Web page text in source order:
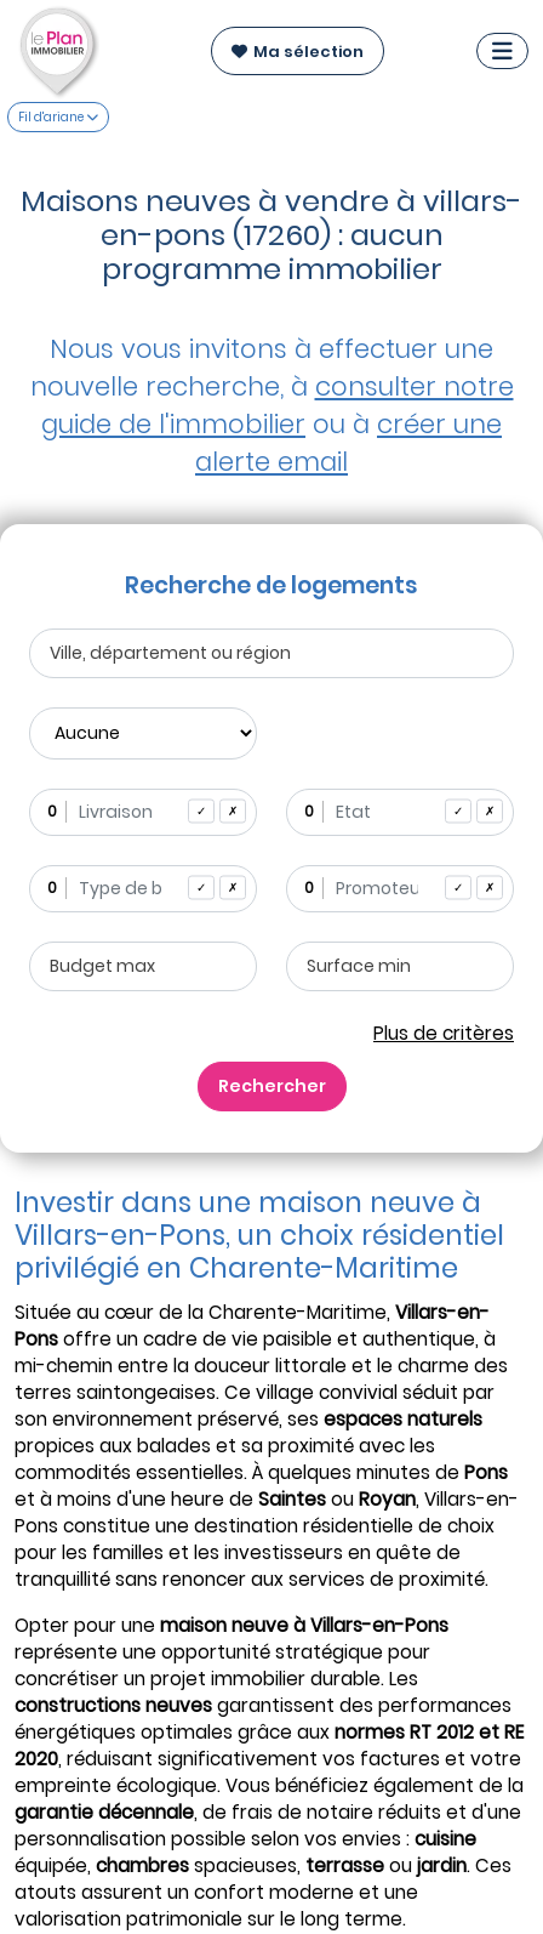
Ma sélection
Fil d'ariane
Maisons neuves à vendre à villars-
en-pons (17260) : aucun
programme immobilier
Nous vous invitons à effectuer une
nouvelle recherche, à consulter notre
guide de l'immobilier ou à créer une
alerte email
Recherche de logements
0 ✓ ✗ 0 ✓ ✗
0 ✓ ✗ 0 ✓ ✗
Plus de critères
Rechercher
Investir dans une maison neuve à
Villars-en-Pons, un choix résidentiel
privilégié en Charente-Maritime
Située au cœur de la Charente-Maritime, Villars-en-
Ponsoffre un cadre de vie paisible et authentique, à
mi-chemin entre la douceur littorale et le charme des
terres saintongeaises. Ce village convivial séduit par
son environnement préservé, ses espaces naturels
propices aux balades et sa proximité avec les
commodités essentielles. À quelques minutes de Pons
et à moins d'une heure de SaintesouRoyan, Villars-en-
Pons constitue une destination résidentielle de choix
pour les familles et les investisseurs en quête de
tranquillité sans renoncer aux services de proximité.
Opter pour une maison neuve à Villars-en-Pons
représente une opportunité stratégique pour
concrétiser un projet immobilier durable. Les
constructions neuvesgarantissent des performances
énergétiques optimales grâce auxnormes RT 2012 et RE
2020, réduisant significativement vos factures et votre
empreinte écologique. Vous bénéficiez également de la
garantie décennale, de frais de notaire réduits et d'une
personnalisation possible selon vos envies :cuisine
équipée, chambresspacieuses, terrasseoujardin. Ces
atouts assurent un confort moderne et une
valorisation patrimoniale sur le long terme.